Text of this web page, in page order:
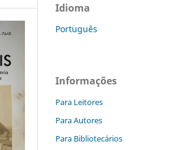
Idioma
Português
Informações
Para Leitores
Para Autores
Para Bibliotecários